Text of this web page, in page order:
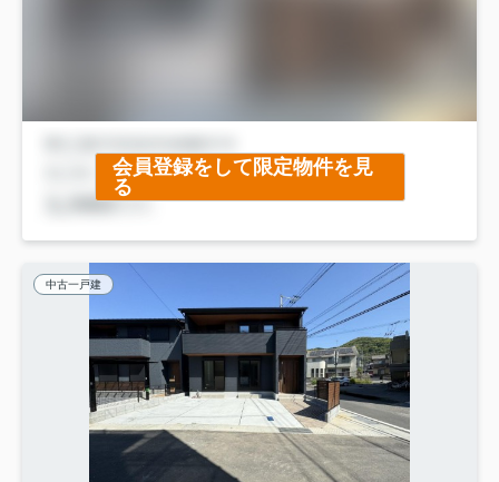
会員登録をして限定物件を見
る
中古一戸建